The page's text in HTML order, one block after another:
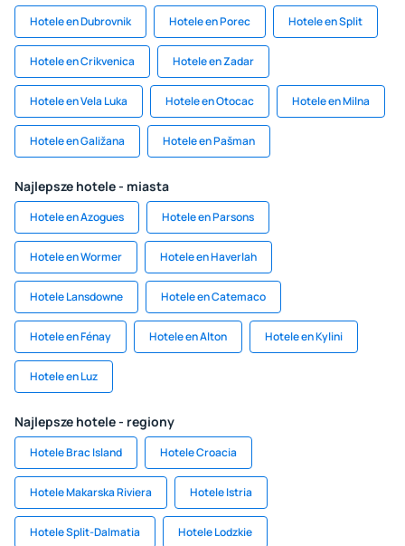
Hotele en Dubrovnik Hotele en Porec Hotele en Split
Hotele en Crikvenica Hotele en Zadar
Hotele en Vela Luka Hotele en Otocac Hotele en Milna
Hotele en Galižana Hotele en Pašman
Najlepsze hotele - miasta
Hotele en Azogues Hotele en Parsons
Hotele en Wormer Hotele en Haverlah
Hotele Lansdowne Hotele en Catemaco
Hotele en Fénay Hotele en Alton Hotele en Kylini
Hotele en Luz
Najlepsze hotele - regiony
Hotele Brac Island Hotele Croacia
Hotele Makarska Riviera Hotele Istria
Hotele Split-Dalmatia Hotele Lodzkie